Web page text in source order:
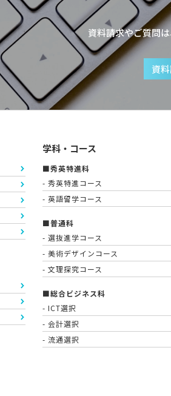
資料請求やご質問
資
学科・コース
■秀英特進科
- 秀英特進コース
- 英語留学コース
■普通科
- 選抜進学コース
- 美術デザインコース
- 文理探究コース
■総合ビジネス科
- ICT選択
- 会計選択
- 流通選択